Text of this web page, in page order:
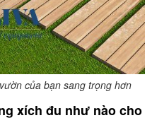
của bạn sang trọng hơn
xích đu như nào cho